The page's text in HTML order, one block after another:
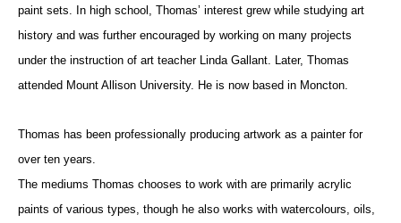
paint sets. In high school, Thomas’ interest grew while studying art
history and was further encouraged by working on many projects
under the instruction of art teacher Linda Gallant. Later, Thomas
attended Mount Allison University. He is now based in Moncton.
Thomas has been professionally producing artwork as a painter for
over ten years.
The mediums Thomas chooses to work with are primarily acrylic
paints of various types, though he also works with watercolours, oils,